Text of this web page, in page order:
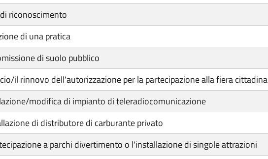
riconoscimento
di una pratica
di suolo pubblico
il rinnovo dell'autorizzazione per la partecipazione alla fiera cittadina
modifica di impianto di teleradiocomunicazione
di distributore di carburante privato
a parchi divertimento o l'installazione di singole attrazioni